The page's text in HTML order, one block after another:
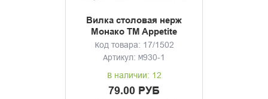
Вилка столовая нерж
Монако TM Appetite
Код товара: 17/1502
Артикул: M930-1
В наличии: 12
79.00 РУБ